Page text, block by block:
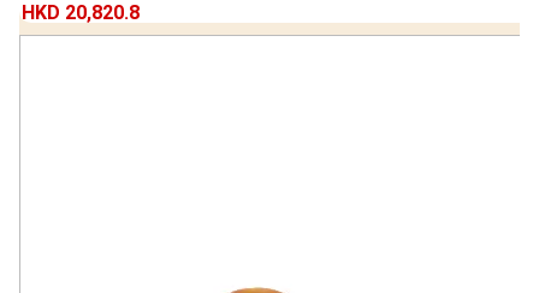
HKD 20,820.8